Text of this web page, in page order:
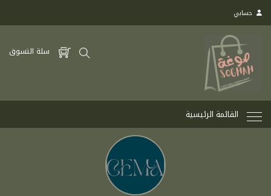
حسابي
سلة التسوق
القائمة الرئيسية